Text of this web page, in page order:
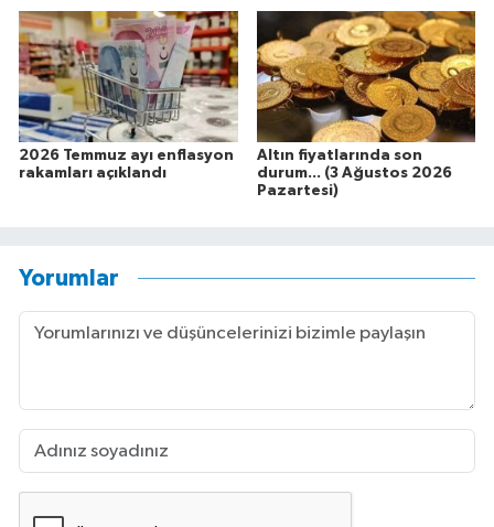
2026 Temmuz ayı enflasyon
rakamları açıklandı
Altın fiyatlarında son
durum... (3 Ağustos 2026
Pazartesi)
Yorumlar